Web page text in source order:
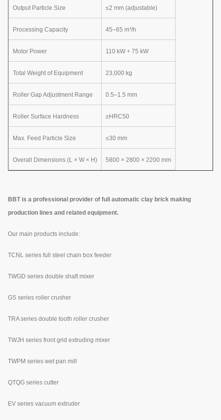
Output Particle Size ≤2 mm (adjustable)
Processing Capacity 45–65 m³/h
Motor Power 110 kW + 75 kW
Total Weight of Equipment 23,000 kg
Roller Gap Adjustment Range 0.5–1.5 mm
Roller Surface Hardness ≥HRC50
Max. Feed Particle Size ≤30 mm
Overall Dimensions (L × W × H) 5800 × 2800 × 2200 mm
BBT is a professional provider of full automatic clay brick making
production lines and related equipment.
Our main products include:
TCNL series full steel chain box feeder
TWGD series double shaft mixer
GS series roller crusher
TRA series double tooth roller crusher
TWJH series front grid extruding mixer
TWPM series wet pan mill
QTQG series cutter
EV series vacuum extruder